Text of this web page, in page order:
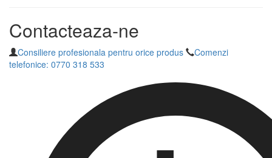
Contacteaza-ne
Consiliere profesionala pentru orice produs
Comenzi
telefonice: 0770 318 533